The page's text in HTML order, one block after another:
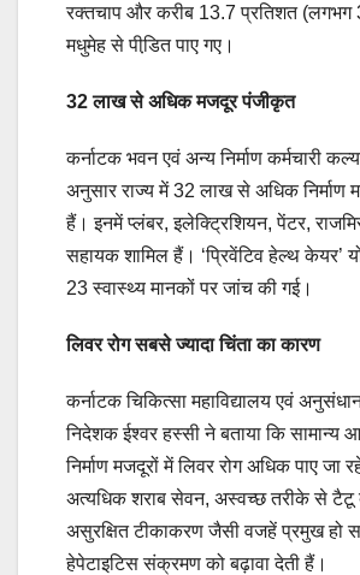
रक्तचाप और करीब 13.7 प्रतिशत
मधुमेह से पीडि़त पाए गए।
32 लाख से अधिक मजदूर पंजीकृत
कर्नाटक भवन एवं अन्य निर्माण कर्मचारी
अनुसार राज्य में 32 लाख से अधिक निर्माण
हैं। इनमें प्लंबर, इलेक्ट्रिशियन, पेंटर,
सहायक शामिल हैं। ‘प्रिवेंटिव हेल्थ केयर’
23 स्वास्थ्य मानकों पर जांच की गई।
लिवर रोग सबसे ज्यादा चिंता का कारण
कर्नाटक चिकित्सा महाविद्यालय एवं
निदेशक ईश्वर हस्सी ने बताया कि सामान्य
निर्माण मजदूरों में लिवर रोग अधिक पाए जा
अत्यधिक शराब सेवन, अस्वच्छ तरीके से टैटू
असुरक्षित टीकाकरण जैसी वजहें प्रमुख हो
हेपेटाइटिस संक्रमण को बढ़ावा देती हैं।